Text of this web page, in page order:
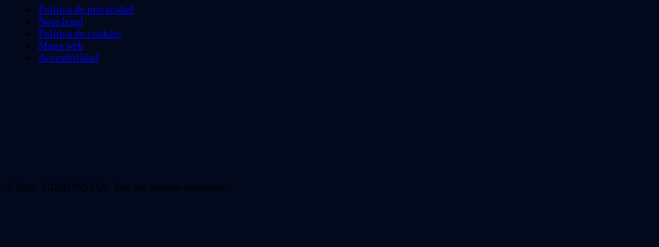
Política de privacidad
Nota legal
Política de cookies
Mapa web
Accesibilidad
© 2026. VIDEO INSTAN. Todo los derechos reservados.